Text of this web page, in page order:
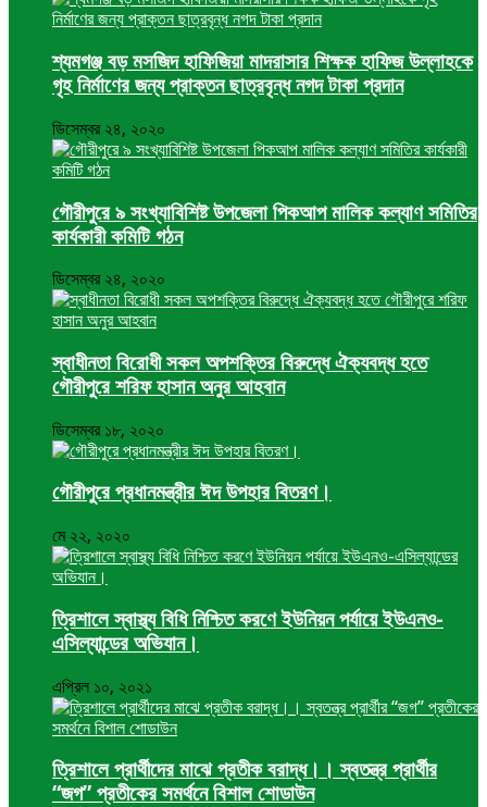
শ্যমগঞ্জ বড় মসজিদ হাফিজিয়া মাদরাসার শিক্ষক হাফিজ উল্লাহকে
গৃহ নির্মাণের জন্য প্রাক্তন ছাত্রবৃন্ধ নগদ টাকা প্রদান
ডিসেম্বর ২৪, ২০২০
গৌরীপুরে ৯ সংখ্যাবিশিষ্ট উপজেলা পিকআপ মালিক কল্যাণ সমিতির
কার্যকারী কমিটি গঠন
ডিসেম্বর ২৪, ২০২০
স্বাধীনতা বিরোধী সকল অপশক্তির বিরুদ্ধে ঐক্যবদ্ধ হতে
গৌরীপুরে শরিফ হাসান অনুর আহবান
ডিসেম্বর ১৮, ২০২০
গৌরীপুরে প্রধানমন্ত্রীর ঈদ উপহার বিতরণ।
মে ২২, ২০২০
ত্রিশালে স্বাস্থ্য বিধি নিশ্চিত করণে ইউনিয়ন পর্যায়ে ইউএনও-
এসিল্যান্ডের অভিযান।
এপ্রিল ১০, ২০২১
ত্রিশালে প্রার্থীদের মাঝে প্রতীক বরাদ্ধ।। স্বতন্ত্র প্রার্থীর
“জগ” প্রতীকের সমর্থনে বিশাল শোডাউন